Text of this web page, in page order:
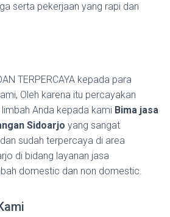
serta pekerjaan yang rapi dan
TERPERCAYA kepada para
Oleh karena itu percayakan
Anda kepada kami Bima jasa
Sidoarjo yang sangat
sudah terpercaya di area
di bidang layanan jasa
domestic dan non domestic.